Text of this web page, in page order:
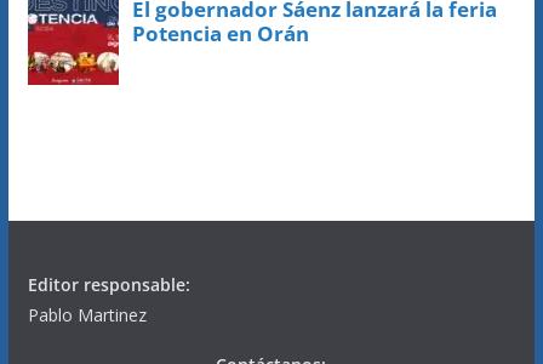
Editor responsable:
Pablo Martinez